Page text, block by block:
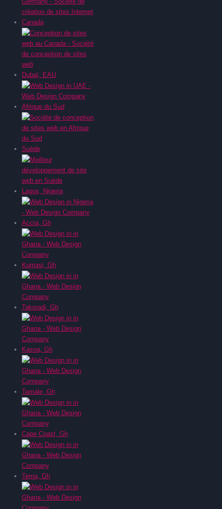
Canada
Dubaï, EAU
Afrique du Sud
Suède
Lagos, Nigeria
Accra, Gh
Kumasi, Gh
Takoradi, Gh
Kasoa, Gh
Tamale, Gh
Cape Coast, Gh
Tema, Gh